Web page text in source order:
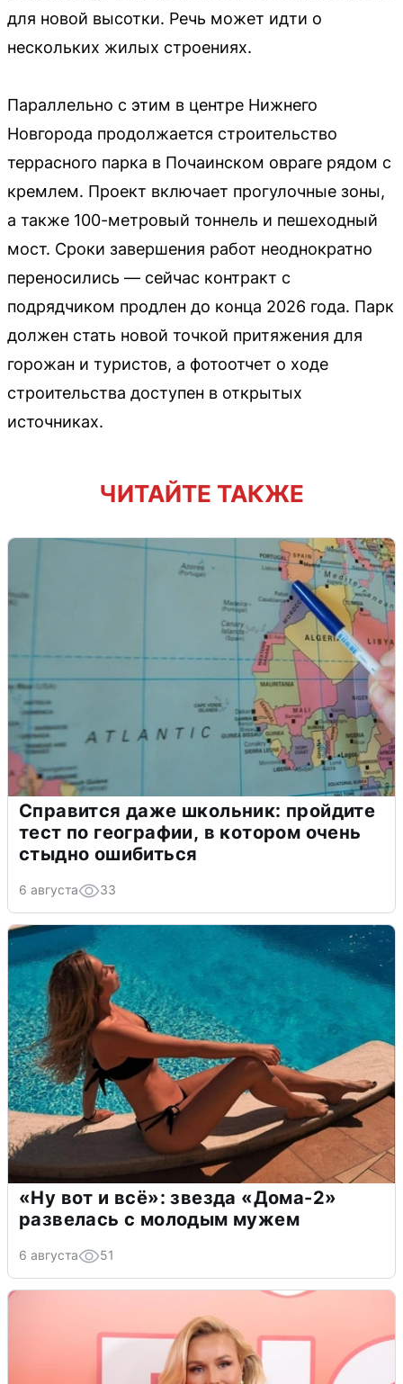
для новой высотки. Речь может идти о
нескольких жилых строениях.
Параллельно с этим в центре Нижнего
Новгорода продолжается строительство
террасного парка в Почаинском овраге рядом с
кремлем. Проект включает прогулочные зоны,
а также 100-метровый тоннель и пешеходный
мост. Сроки завершения работ неоднократно
переносились — сейчас контракт с
подрядчиком продлен до конца 2026 года. Парк
должен стать новой точкой притяжения для
горожан и туристов, а фотоотчет о ходе
строительства доступен в открытых
источниках.
ЧИТАЙТЕ ТАКЖЕ
Справится даже школьник: пройдите
тест по географии, в котором очень
стыдно ошибиться
6 августа 33
«Ну вот и всё»: звезда «Дома-2»
развелась с молодым мужем
6 августа 51